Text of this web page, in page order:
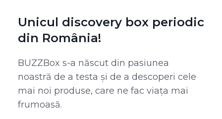
Unicul discovery box periodic
din România!
BUZZBox s-a născut din pasiunea
noastră de a testa și de a descoperi cele
mai noi produse, care ne fac viața mai
frumoasă.